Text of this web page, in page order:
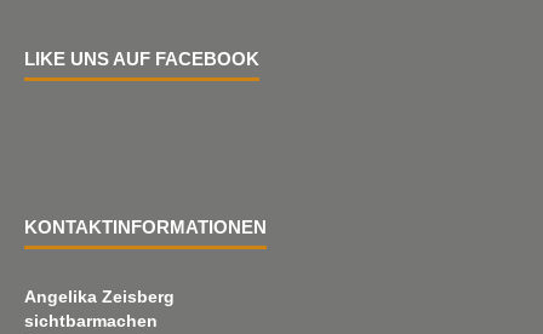
LIKE UNS AUF FACEBOOK
KONTAKTINFORMATIONEN
Angelika Zeisberg
sichtbarmachen